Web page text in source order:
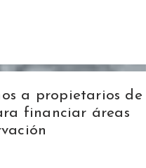
a propietarios de
financiar áreas